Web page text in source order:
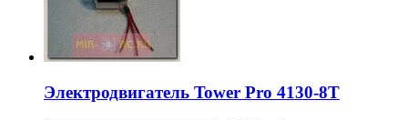
Электродвигатель Tower Pro 4130-8T